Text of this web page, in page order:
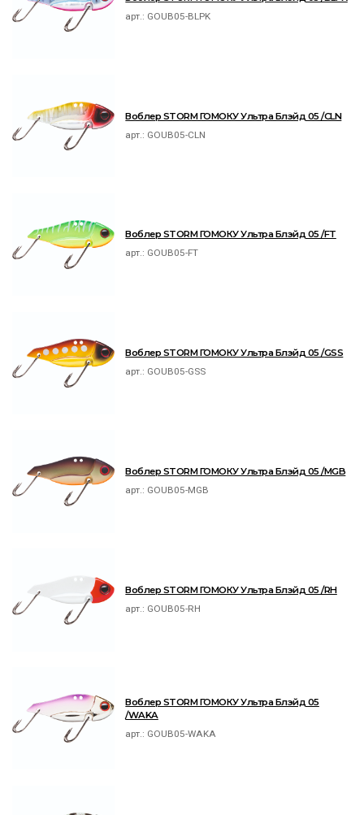
арт.: GOUB05-BLPK
Воблер STORM ГОМОКУ Ультра Блэйд 05 /CLN
арт.: GOUB05-CLN
Воблер STORM ГОМОКУ Ультра Блэйд 05 /FT
арт.: GOUB05-FT
Воблер STORM ГОМОКУ Ультра Блэйд 05 /GSS
арт.: GOUB05-GSS
Воблер STORM ГОМОКУ Ультра Блэйд 05 /MGB
арт.: GOUB05-MGB
Воблер STORM ГОМОКУ Ультра Блэйд 05 /RH
арт.: GOUB05-RH
Воблер STORM ГОМОКУ Ультра Блэйд 05
/WAKA
арт.: GOUB05-WAKA